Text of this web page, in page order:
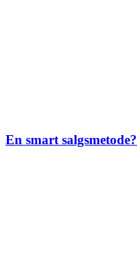
En smart salgsmetode?